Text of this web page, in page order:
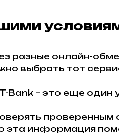
разные онлайн-
выбрать тот
– это еще один
эта информация